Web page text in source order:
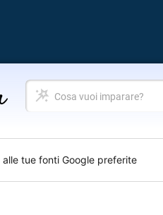
Cosa
vuoi
alle tue fonti Google preferite